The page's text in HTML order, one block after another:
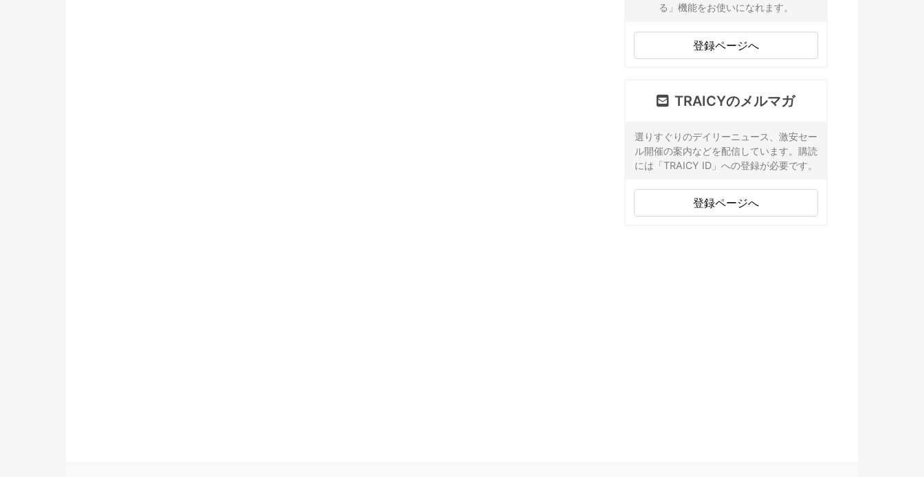
る」機能をお使いになれます。
登録ページへ
TRAICYのメルマガ
選りすぐりのデイリーニュース、激安セー
ル開催の案内などを配信しています。購読
には「TRAICY ID」への登録が必要です。
登録ページへ